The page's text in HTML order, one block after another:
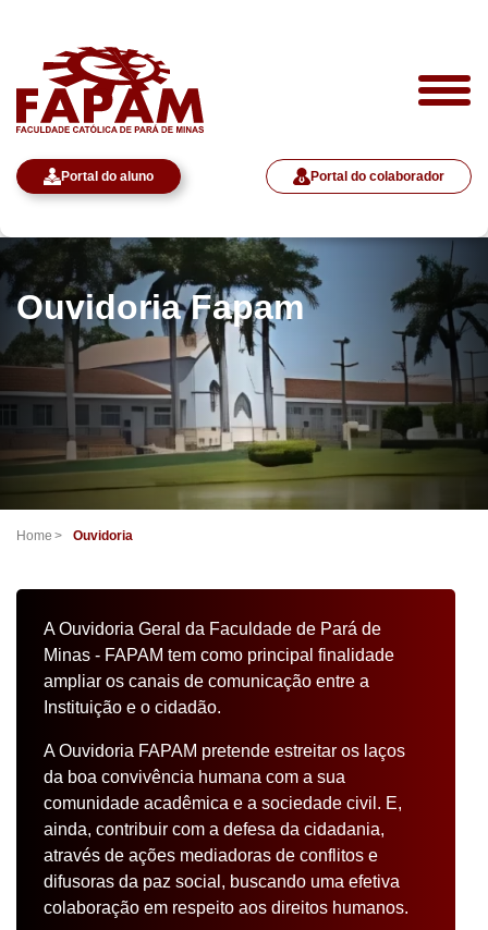
Portal do aluno Portal do colaborador
Ouvidoria Fapam
Home Ouvidoria
A Ouvidoria Geral da Faculdade de Pará de
Minas - FAPAM tem como principal finalidade
ampliar os canais de comunicação entre a
Instituição e o cidadão.
A Ouvidoria FAPAM pretende estreitar os laços
da boa convivência humana com a sua
comunidade acadêmica e a sociedade civil. E,
ainda, contribuir com a defesa da cidadania,
através de ações mediadoras de conflitos e
difusoras da paz social, buscando uma efetiva
colaboração em respeito aos direitos humanos.